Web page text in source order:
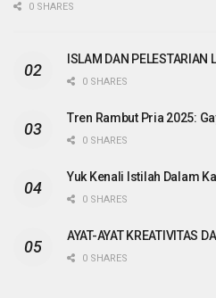
0 SHARES
ISLAM DAN PELESTARIAN
0 SHARES
Tren Rambut Pria 2025:
0 SHARES
Yuk Kenali Istilah Dalam
0 SHARES
AYAT-AYAT KREATIVITAS
0 SHARES